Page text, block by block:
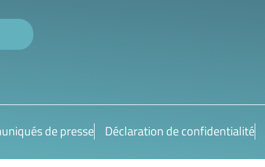
de presse Déclaration de confidentialité